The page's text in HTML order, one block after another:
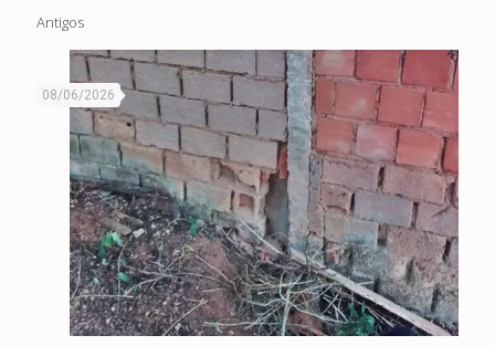
Antigos
08/06/2026